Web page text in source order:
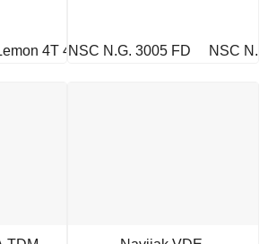
4T 4000 Lemon 5T 5000
NSC N.G. 3005 FD NSC